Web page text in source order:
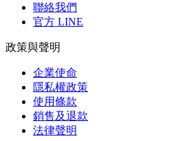
聯絡我們
官方 LINE
政策與聲明
企業使命
隱私權政策
使用條款
銷售及退款
法律聲明